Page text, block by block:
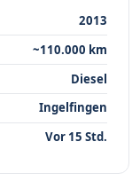
2013
~110.000 km
Diesel
Ingelfingen
Vor 15 Std.